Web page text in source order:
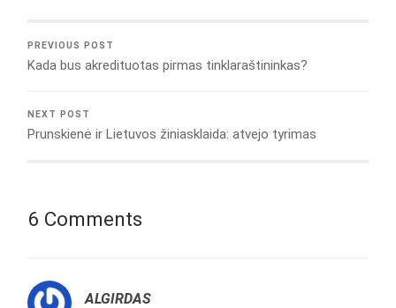
PREVIOUS POST
Kada bus akredituotas pirmas tinklaraštininkas?
NEXT POST
Prunskienė ir Lietuvos žiniasklaida: atvejo tyrimas
6 Comments
ALGIRDAS